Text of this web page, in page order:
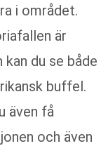
i området.
är
du se både
buffel.
även få
och även